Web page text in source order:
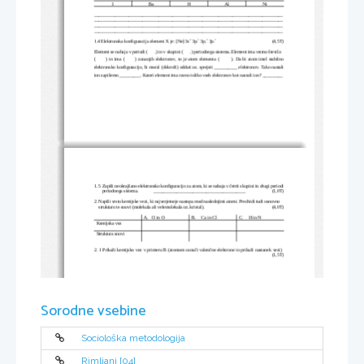
I Ba H Al Ni
1.4 Elektronska konfiguracija element X je: [Ne] 3s2 3px
1 3py
1 3pz
1 (4,5T)
Element se nahaja v periodi (      .) in v skupini (      .) periodnega sistema. Element ima vrstno število
(      ) in ima (      ) zunanjih elektronov, to je atom elementa (       ). Da bi atom imel stabilno
elektronsko konfiguracijo, bi moral (obkroži) oddati oz. sprejeti __________ elektronov. Tako nastali
ion zapišemo _________. Kateri element ima ravno toliko vseh elektronov kot nastali ion? _________
1. 5 Zapiši neokrajšano elektronsko konfiguracijo za atom, ki se nahaja v četrti skupini in drugi periodi
       periodnega sistema.
________________________________________ (1,0T)
2. Napiši vrsto kemijske vezi, ki najverjetneje nastopa med naslednjimi atomi. Predvidi tudi osnovno
    strukturo te snovi (molekula ali velemolekula oz. kristal).
(4,0T)
A.   O in O B.     Ca in Cl
C.     H in N
Kemijska vez
Struktura snovi
2. 1 Prikaži kemijsko vez v primeru B (atomom označi valenčne elektrone in prikaži nastanek vezi)
(1,5T)
         Napiši kateri delci (simboli elementov) sestavljajo snov v primeru B: ________________
(1,5T)
Sorodne vsebine
Sociološka metodologija
Rimljani [04]